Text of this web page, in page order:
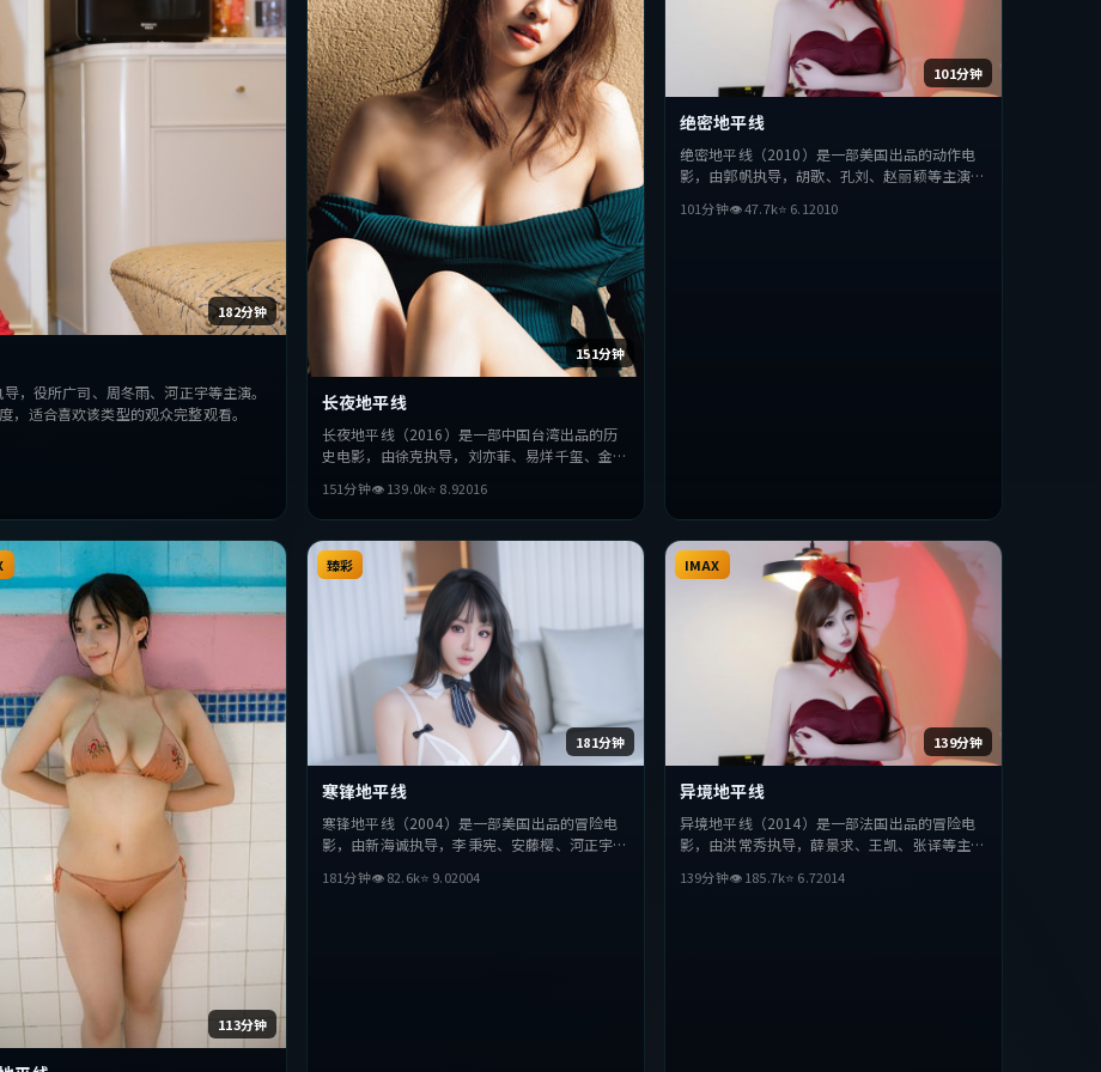
182分钟
，役所广司、周冬雨、河正宇等主演。
适合喜欢该类型的观众完整观看。
151分钟
长夜地平线
长夜地平线（2016）是一部中国台湾出品的历
史电影，由徐克执导，刘亦菲、易烊千玺、金高
人性与抉择，节奏张弛有度，适合喜欢该类型的
观众完整观看。
151分钟👁139.0k⭐ 8.92016
101分钟
绝密地平线
绝密地平线（2010）是一部美国出品的动作电
影，由郭帆执导，胡歌、孔刘、赵丽颖等主演。
择，节奏张弛有度，适合喜欢该类型的观众完整
101分钟👁47.7k⭐ 6.12010
113分钟
181分钟
臻彩
寒锋地平线
寒锋地平线（2004）是一部美国出品的冒险电
影，由新海诚执导，李秉宪、安藤樱、河正宇等
与抉择，节奏张弛有度，适合喜欢该类型的观众
181分钟👁82.6k⭐ 9.02004
139分钟
IMAX
异境地平线
异境地平线（2014）是一部法国出品的冒险电
影，由洪常秀执导，薛景求、王凯、张译等主
抉择，节奏张弛有度，适合喜欢该类型的观众完
139分钟👁185.7k⭐ 6.72014